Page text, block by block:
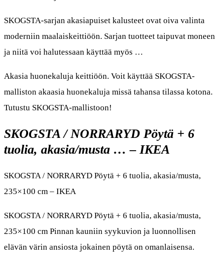
SKOGSTA-sarjan akasiapuiset kalusteet ovat oiva valinta
moderniin maalaiskeittiöön. Sarjan tuotteet taipuvat moneen
ja niitä voi halutessaan käyttää myös …
Akasia huonekaluja keittiöön. Voit käyttää SKOGSTA-
malliston akaasia huonekaluja missä tahansa tilassa kotona.
Tutustu SKOGSTA-mallistoon!
SKOGSTA / NORRARYD Pöytä + 6
tuolia, akasia/musta … – IKEA
SKOGSTA / NORRARYD Pöytä + 6 tuolia, akasia/musta,
235×100 cm – IKEA
SKOGSTA / NORRARYD Pöytä + 6 tuolia, akasia/musta,
235×100 cm Pinnan kauniin syykuvion ja luonnollisen
elävän värin ansiosta jokainen pöytä on omanlaisensa.